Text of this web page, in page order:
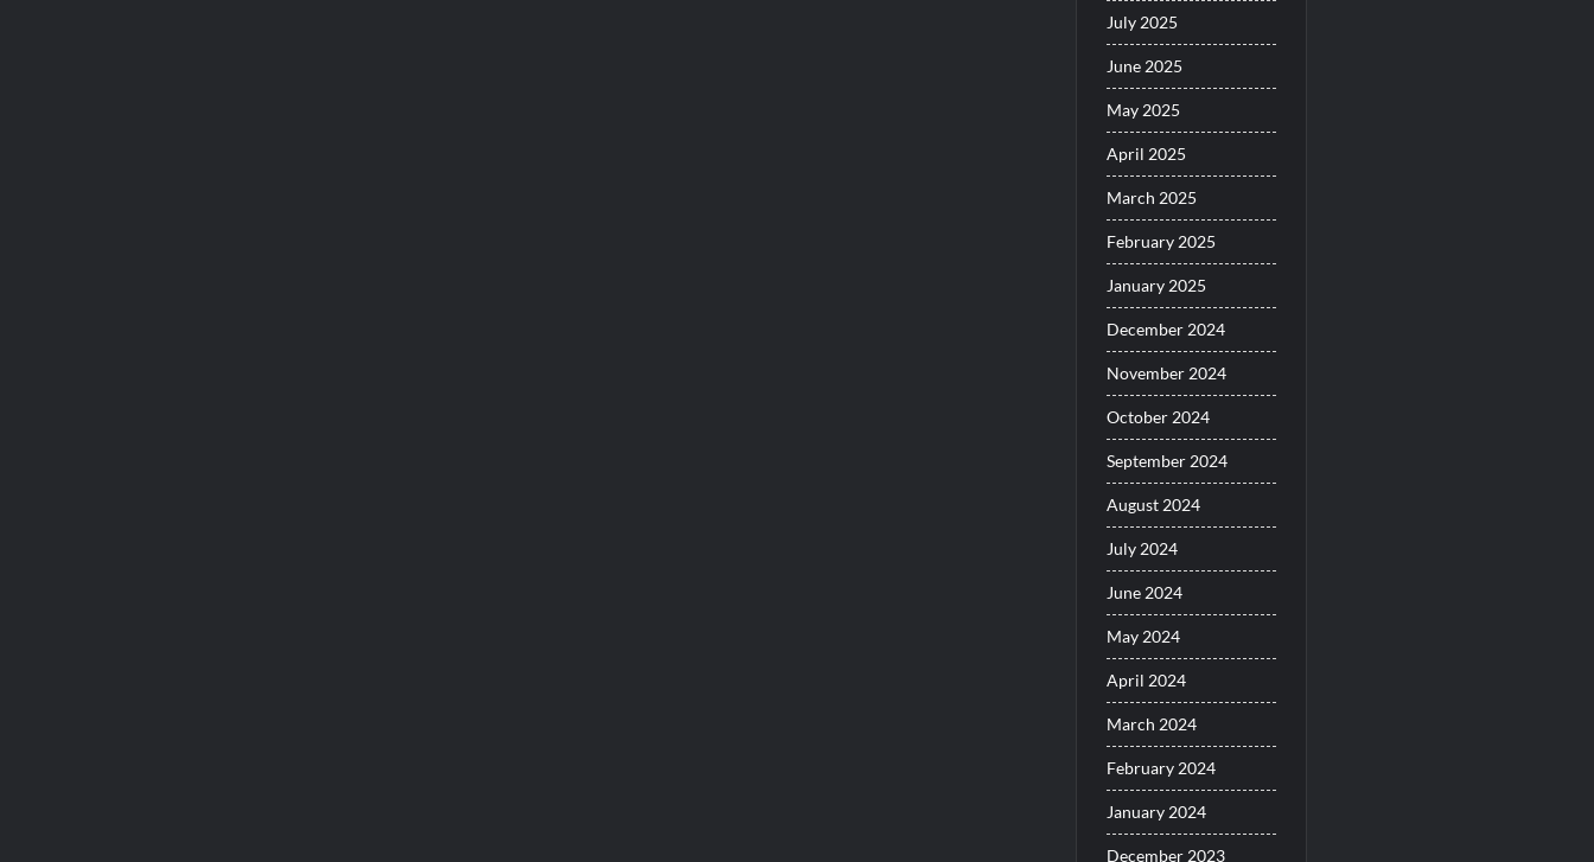
July 2025
June 2025
May 2025
April 2025
March 2025
February 2025
January 2025
December 2024
November 2024
October 2024
September 2024
August 2024
July 2024
June 2024
May 2024
April 2024
March 2024
February 2024
January 2024
December 2023